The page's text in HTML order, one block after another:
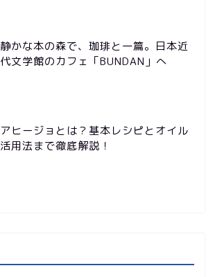
静かな本の森で、珈琲と一篇。日本近
代文学館のカフェ「BUNDAN」へ
アヒージョとは？基本レシピとオイル
活用法まで徹底解説！